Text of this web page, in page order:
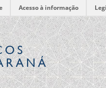
Acesso à informação